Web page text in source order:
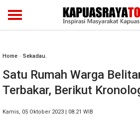
Home » Sekadau.
Satu Rumah Warga
Terbakar, Berikut
Kamis, 05 Oktober 2023 | 08.21 WIB